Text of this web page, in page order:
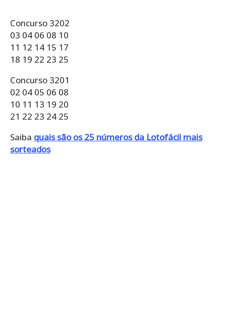
Concurso 3202
03 04 06 08 10
11 12 14 15 17
18 19 22 23 25
Concurso 3201
02 04 05 06 08
10 11 13 19 20
21 22 23 24 25
Saiba quais são os 25 números da Lotofácil mais
sorteados